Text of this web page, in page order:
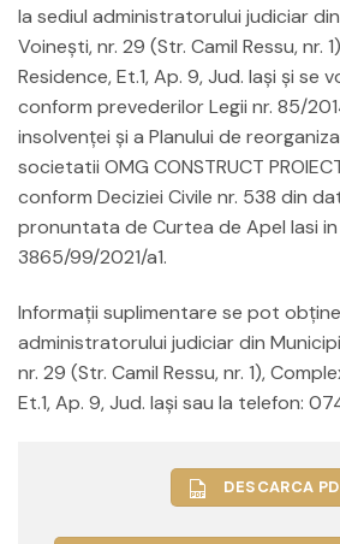
la sediul administratorului judiciar din
Voinești, nr. 29 (Str. Camil Ressu, nr.
Residence, Et.1, Ap. 9, Jud. Iași şi se
conform prevederilor Legii nr. 85/
insolvenţei şi a Planului de
societatii OMG CONSTRUCT
conform Deciziei Civile nr. 538 din
pronuntata de Curtea de Apel Iasi in
3865/99/2021/a1.
Informaţii suplimentare se pot
administratorului judiciar din
nr. 29 (Str. Camil Ressu, nr. 1),
Et.1, Ap. 9, Jud. Iași sau la telefon:
DESCARCA